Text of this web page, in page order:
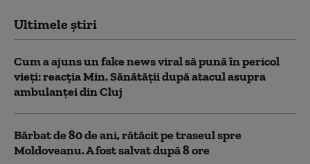
Ultimele știri
Cum a ajuns un fake news viral să pună în pericol
vieți: reacția Min. Sănătății după atacul asupra
ambulanței din Cluj
Bărbat de 80 de ani, rătăcit pe traseul spre
Moldoveanu. A fost salvat după 8 ore